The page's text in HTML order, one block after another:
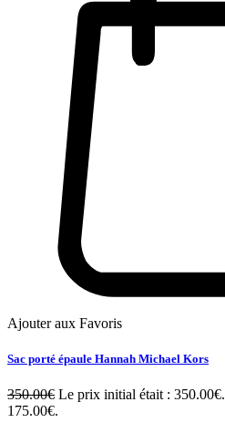
Ajouter aux Favoris
Sac porté épaule Hannah Michael Kors
350.00€ Le prix initial était : 350.00€.
175.00€.